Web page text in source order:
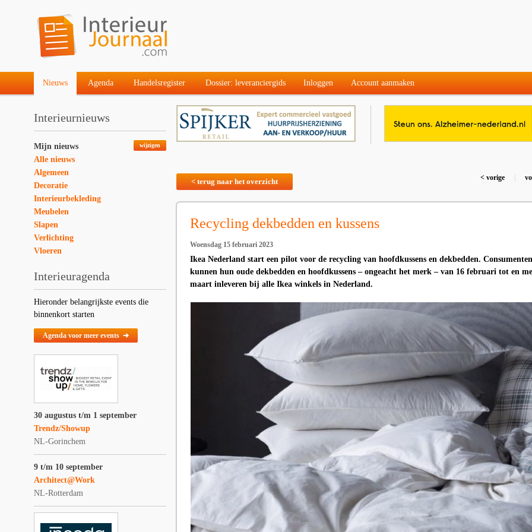
Nieuws Agenda Handelsregister Dossier: leveranciergids Inloggen Account aanmaken
Interieurnieuws
wijzigen
Mijn nieuws
Alle nieuws
Algemeen
Decoratie
Interieurbekleding
Meubelen
Slapen
Verlichting
Vloeren
Interieuragenda
Hieronder belangrijkste events die
binnenkort starten
Agenda voor meer events ➔
30 augustus t/m 1 september
Trendz/Showup
NL-Gorinchem
9 t/m 10 september
Architect@Work
NL-Rotterdam
< terug naar het overzicht < vorige
Recycling dekbedden en kussens
Woensdag 15 februari 2023
Ikea Nederland start een pilot voor de recycling van hoofdkussens en dekbedden. Consumenten
kunnen hun oude dekbedden en hoofdkussens – ongeacht het merk – van 16 februari tot en
maart inleveren bij alle Ikea winkels in Nederland.